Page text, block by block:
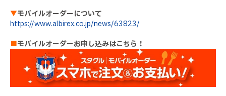
▼モバイルオーダーについて
https://www.albirex.co.jp/news/63823/
■モバイルオーダーお申し込みはこちら！